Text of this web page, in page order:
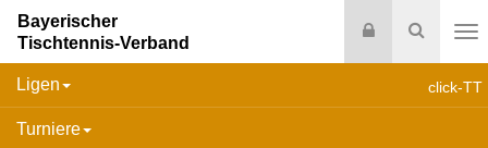
Suche
Login
Bayerischer
Tischtennis-Verband
click-TT
Ligen
Turniere